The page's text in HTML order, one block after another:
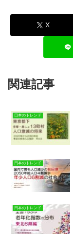
X
関連記事
日本のトレンド
日本のトレンド
日本のトレンド